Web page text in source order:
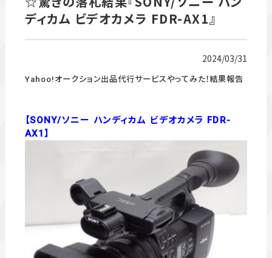
ディカム ビデオカメラ FDR-AX1』
2024/03/31
Yahoo!オークション出品代行サービスやってみた！結果報告
【SONY/ソニー ハンディカム ビデオカメラ FDR-
AX1】